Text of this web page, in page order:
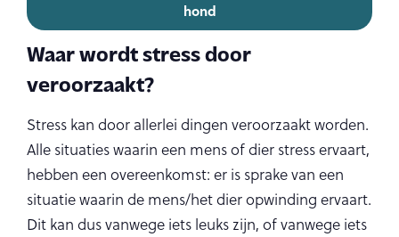
hond
Waar wordt stress door
veroorzaakt?
Stress kan door allerlei dingen veroorzaakt worden.
Alle situaties waarin een mens of dier stress ervaart,
hebben een overeenkomst: er is sprake van een
situatie waarin de mens/het dier opwinding ervaart.
Dit kan dus vanwege iets leuks zijn, of vanwege iets